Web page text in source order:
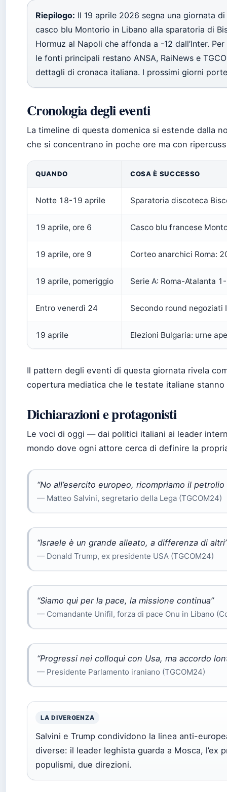
Riepilogo: Il 19 aprile 2026 segna una giornata
casco blu Montorio in Libano alla sparatoria di
Hormuz al Napoli che affonda a -12 dall’Inter.
le fonti principali restano ANSA, RaiNews e
dettagli di cronaca italiana. I prossimi giorni
Cronologia degli eventi
La timeline di questa domenica si estende dalla
che si concentrano in poche ore ma con
QUANDO COSA È SUCCESSO
Notte 18-19 aprile Sparatoria discoteca
19 aprile, ore 6 Casco blu francese
19 aprile, ore 9 Corteo anarchici Roma:
19 aprile, pomeriggio Serie A: Roma-Atalanta
Entro venerdì 24 Secondo round negoziati
19 aprile Elezioni Bulgaria: urne
Il pattern degli eventi di questa giornata rivela
copertura mediatica che le testate italiane
Dichiarazioni e protagonisti
Le voci di oggi — dai politici italiani ai leader
mondo dove ogni attore cerca di definire la
“No all’esercito europeo, ricompriamo il petrolio
— Matteo Salvini, segretario della Lega (TGCOM24)
“Israele è un grande alleato, a differenza di
— Donald Trump, ex presidente USA (TGCOM24)
“Siamo qui per la pace, la missione continua”
— Comandante Unifil, forza di pace Onu in Libano
“Progressi nei colloqui con Usa, ma accordo
— Presidente Parlamento iraniano (TGCOM24)
LA DIVERGENZA
Salvini e Trump condividono la linea anti-
diverse: il leader leghista guarda a Mosca, l’ex
populismi, due direzioni.